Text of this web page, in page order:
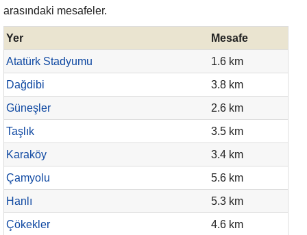
arasındaki mesafeler.
Yer
Mesafe
Atatürk Stadyumu
1.6 km
Dağdibi
3.8 km
Güneşler
2.6 km
Taşlık
3.5 km
Karaköy
3.4 km
Çamyolu
5.6 km
Hanlı
5.3 km
Çökekler
4.6 km